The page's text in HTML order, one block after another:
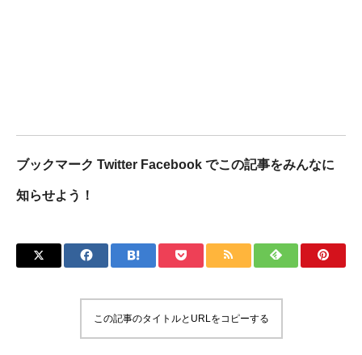
ブックマーク Twitter Facebook でこの記事をみんなに
知らせよう！
この記事のタイトルとURLをコピーする